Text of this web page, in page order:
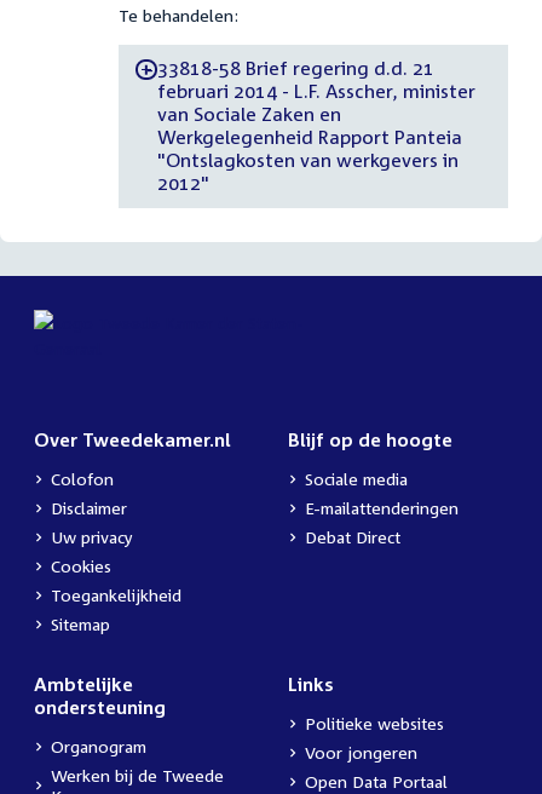
Te behandelen:
-33818-58 Brief regering d.d. 21
februari 2014 - L.F. Asscher, minister
van Sociale Zaken en
Werkgelegenheid Rapport Panteia
"Ontslagkosten van werkgevers in
2012"
Over Tweedekamer.nl
Colofon
Disclaimer
Uw privacy
Cookies
Toegankelijkheid
Sitemap
Blijf op de hoogte
Sociale media
E-mailattenderingen
Debat Direct
Ambtelijke
ondersteuning
Organogram
Werken bij de Tweede
Links
Politieke websites
Voor jongeren
Open Data Portaal